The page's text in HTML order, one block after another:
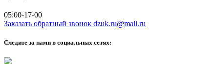
05:00-17-00
Заказать обратный звонок dzuk.ru@mail.ru
Следите за нами в социальных сетях: